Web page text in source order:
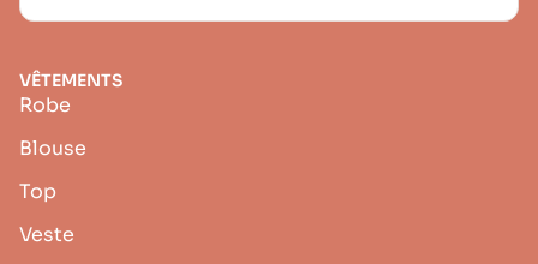
VÊTEMENTS
Robe
Blouse
Top
Veste